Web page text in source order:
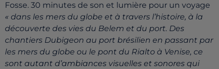
Fosse. 30 minutes de son et lumière pour un voyage
« dans les mers du globe et à travers l’histoire, à la
découverte des vies du Belem et du port. Des
chantiers Dubigeon au port brésilien en passant par
les mers du globe ou le pont du Rialto à Venise, ce
sont autant d’ambiances visuelles et sonores qui